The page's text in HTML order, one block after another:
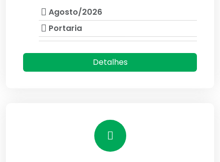
Agosto/2026
Portaria
Detalhes